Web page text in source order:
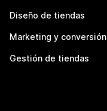
Diseño de tiendas
Marketing y conversión
Gestión de tiendas